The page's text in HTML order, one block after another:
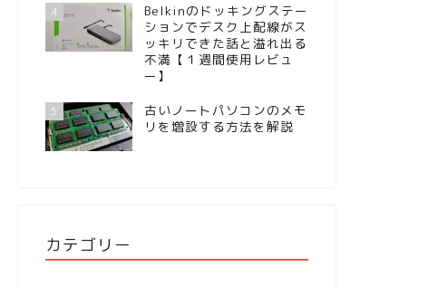
4
Belkinのドッキングステー
ションでデスク上配線がス
ッキリできた話と溢れ出る
不満【１週間使用レビュ
ー】
5
古いノートパソコンのメモ
リを増設する方法を解説
カテゴリー